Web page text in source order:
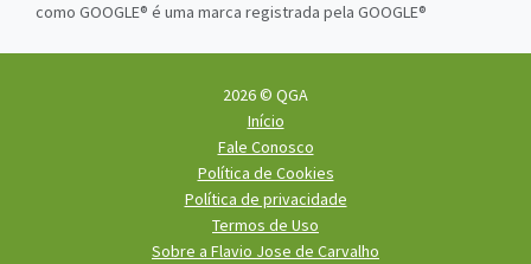
como GOOGLE® é uma marca registrada pela GOOGLE®
2026 © QGA
Início
Fale Conosco
Política de Cookies
Política de privacidade
Termos de Uso
Sobre a Flavio Jose de Carvalho